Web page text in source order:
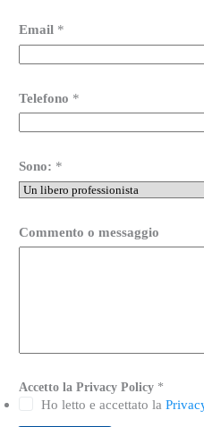
Email *
Telefono *
Sono: *
*
P
Commento o messaggio
Accetto la Privacy Policy *
Ho letto e accettato la